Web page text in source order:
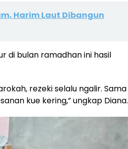
Harim Laut Dibangun
di bulan ramadhan ini hasil
rezeki selalu ngalir. Sama
kue kering,” ungkap Diana.